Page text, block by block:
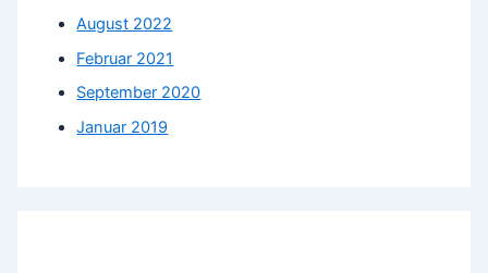
August 2022
Februar 2021
September 2020
Januar 2019